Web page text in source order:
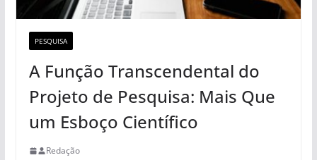
PESQUISA
A Função Transcendental do
Projeto de Pesquisa: Mais Que
um Esboço Científico
Redação